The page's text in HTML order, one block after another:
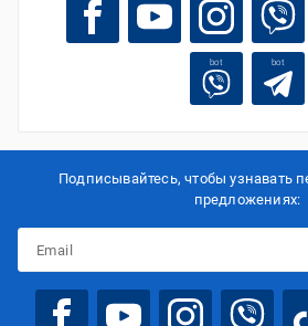
bot bot
Подписывайтесь, чтобы узнавать
предложениях: